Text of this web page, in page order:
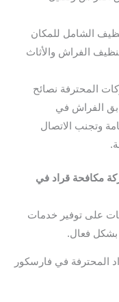
الشامل للمكان
الفراش والأثاث
المحترفة نصائح
بق الفراش في
وتجنب الاتصال
مكافحة قراد في
على توفير خدمات
بشكل فعال.
المحترفة في فارسكور